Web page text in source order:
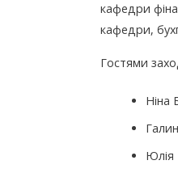
кафедри
кафедри,
Гостями
Ніна
Юлія